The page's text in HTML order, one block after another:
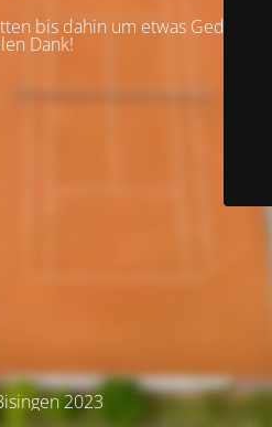
bis dahin um etwas Geduld.
Dank!
2023